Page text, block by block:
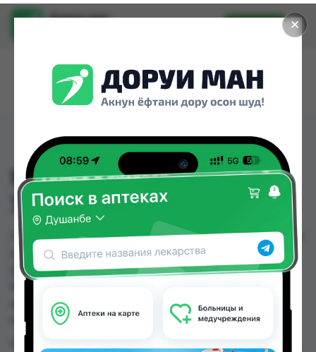
✕
Доруи ман
Установить
HEAD AND SHOULDERS
УХОД
HEAD AND SHOULDERS УХОД можно купить или
заказать в аптеках, Арча, Дорухона Махсус,
Дорухона Океан, Ибн Хайян (Масрур-фарм),
от 31.99 TJS до 42.00 TJS в Душанбе и других
городах Таджикистана